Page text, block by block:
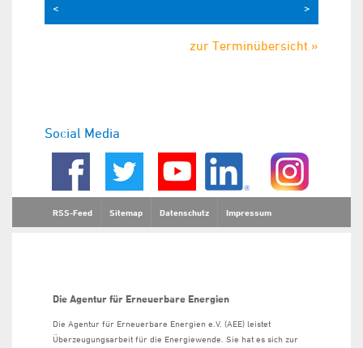
>
<
zur Terminübersicht »
Social Media
RSS-Feed Sitemap Datenschutz Impressum
Die Agentur für Erneuerbare Energien
Die Agentur für Erneuerbare Energien e.V. (AEE) leistet
Überzeugungsarbeit für die Energiewende. Sie hat es sich zur